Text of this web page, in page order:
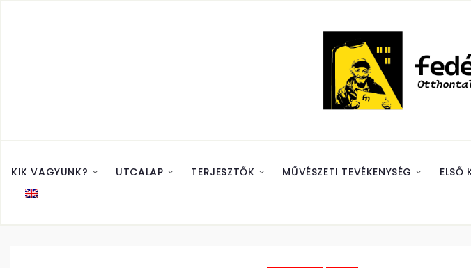
KIK VAGYUNK? UTCALAP TERJESZTŐK MŰVÉSZETI TEVÉKENYSÉG ELSŐ